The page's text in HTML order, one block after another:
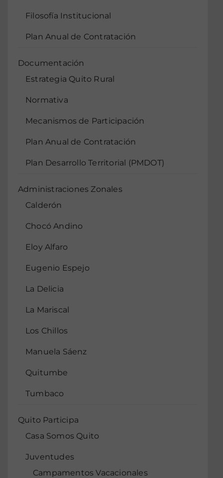
Filosofía Institucional
Plan Anual de Contratación
Documentación
Estrategia Quito Rural
Normativa
Mecanismos de Participación
Plan Anual de Contratación
Plan Desarrollo Territorial (PMDOT)
Administraciones Zonales
Calderón
Chocó Andino
Eloy Alfaro
Eugenio Espejo
La Delicia
La Mariscal
Los Chillos
Manuela Sáenz
Quitumbe
Tumbaco
Quito Participa
Casa Somos Quito
Juventudes
Campamentos Vacacionales